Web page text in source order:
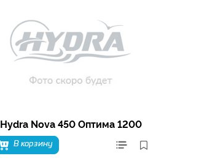
Hydra Nova 450 Оптима 1200
В корзину